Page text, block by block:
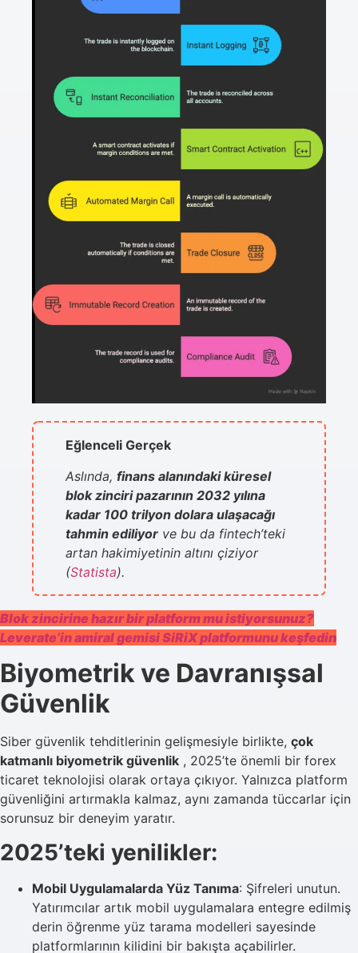
Eğlenceli Gerçek
Aslında, finans alanındaki küresel
blok zinciri pazarının 2032 yılına
kadar 100 trilyon dolara ulaşacağı
tahmin ediliyor ve bu da fintech’teki
artan hakimiyetinin altını çiziyor
(Statista).
Blok zincirine hazır bir platform mu istiyorsunuz?
Leverate’in amiral gemisi SiRiX platformunu keşfedin
Biyometrik ve Davranışsal
Güvenlik
Siber güvenlik tehditlerinin gelişmesiyle birlikte, çok
katmanlı biyometrik güvenlik , 2025’te önemli bir forex
ticaret teknolojisi olarak ortaya çıkıyor. Yalnızca platform
güvenliğini artırmakla kalmaz, aynı zamanda tüccarlar için
sorunsuz bir deneyim yaratır.
2025’teki yenilikler:
Mobil Uygulamalarda Yüz Tanıma: Şifreleri unutun.
Yatırımcılar artık mobil uygulamalara entegre edilmiş
derin öğrenme yüz tarama modelleri sayesinde
platformlarının kilidini bir bakışta açabilirler.